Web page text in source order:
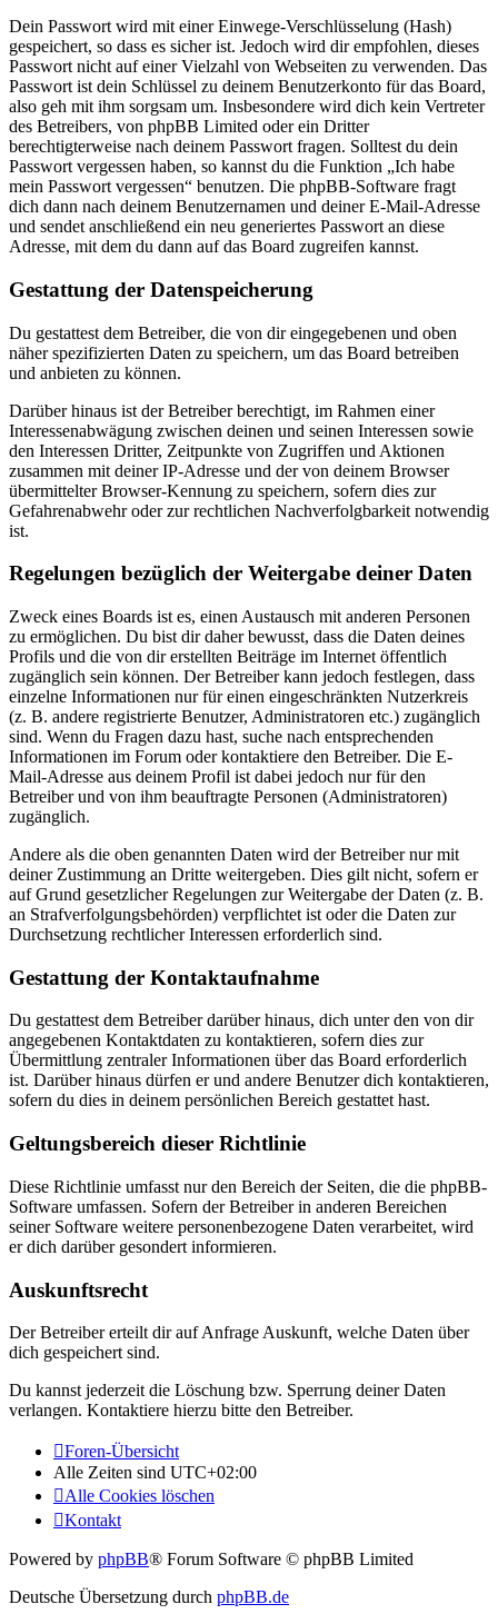
Dein Passwort wird mit einer Einwege-Verschlüsselung (Hash)
gespeichert, so dass es sicher ist. Jedoch wird dir empfohlen, dieses
Passwort nicht auf einer Vielzahl von Webseiten zu verwenden. Das
Passwort ist dein Schlüssel zu deinem Benutzerkonto für das Board,
also geh mit ihm sorgsam um. Insbesondere wird dich kein Vertreter
des Betreibers, von phpBB Limited oder ein Dritter
berechtigterweise nach deinem Passwort fragen. Solltest du dein
Passwort vergessen haben, so kannst du die Funktion „Ich habe
mein Passwort vergessen“ benutzen. Die phpBB-Software fragt
dich dann nach deinem Benutzernamen und deiner E-Mail-Adresse
und sendet anschließend ein neu generiertes Passwort an diese
Adresse, mit dem du dann auf das Board zugreifen kannst.
Gestattung der Datenspeicherung
Du gestattest dem Betreiber, die von dir eingegebenen und oben
näher spezifizierten Daten zu speichern, um das Board betreiben
und anbieten zu können.
Darüber hinaus ist der Betreiber berechtigt, im Rahmen einer
Interessenabwägung zwischen deinen und seinen Interessen sowie
den Interessen Dritter, Zeitpunkte von Zugriffen und Aktionen
zusammen mit deiner IP-Adresse und der von deinem Browser
übermittelter Browser-Kennung zu speichern, sofern dies zur
Gefahrenabwehr oder zur rechtlichen Nachverfolgbarkeit notwendig
ist.
Regelungen bezüglich der Weitergabe deiner Daten
Zweck eines Boards ist es, einen Austausch mit anderen Personen
zu ermöglichen. Du bist dir daher bewusst, dass die Daten deines
Profils und die von dir erstellten Beiträge im Internet öffentlich
zugänglich sein können. Der Betreiber kann jedoch festlegen, dass
einzelne Informationen nur für einen eingeschränkten Nutzerkreis
(z. B. andere registrierte Benutzer, Administratoren etc.) zugänglich
sind. Wenn du Fragen dazu hast, suche nach entsprechenden
Informationen im Forum oder kontaktiere den Betreiber. Die E-
Mail-Adresse aus deinem Profil ist dabei jedoch nur für den
Betreiber und von ihm beauftragte Personen (Administratoren)
zugänglich.
Andere als die oben genannten Daten wird der Betreiber nur mit
deiner Zustimmung an Dritte weitergeben. Dies gilt nicht, sofern er
auf Grund gesetzlicher Regelungen zur Weitergabe der Daten (z. B.
an Strafverfolgungsbehörden) verpflichtet ist oder die Daten zur
Durchsetzung rechtlicher Interessen erforderlich sind.
Gestattung der Kontaktaufnahme
Du gestattest dem Betreiber darüber hinaus, dich unter den von dir
angegebenen Kontaktdaten zu kontaktieren, sofern dies zur
Übermittlung zentraler Informationen über das Board erforderlich
ist. Darüber hinaus dürfen er und andere Benutzer dich kontaktieren,
sofern du dies in deinem persönlichen Bereich gestattet hast.
Geltungsbereich dieser Richtlinie
Diese Richtlinie umfasst nur den Bereich der Seiten, die die phpBB-
Software umfassen. Sofern der Betreiber in anderen Bereichen
seiner Software weitere personenbezogene Daten verarbeitet, wird
er dich darüber gesondert informieren.
Auskunftsrecht
Der Betreiber erteilt dir auf Anfrage Auskunft, welche Daten über
dich gespeichert sind.
Du kannst jederzeit die Löschung bzw. Sperrung deiner Daten
verlangen. Kontaktiere hierzu bitte den Betreiber.
Foren-Übersicht
Alle Zeiten sind UTC+02:00
Alle Cookies löschen
Kontakt
Powered by phpBB® Forum Software © phpBB Limited
Deutsche Übersetzung durch phpBB.de